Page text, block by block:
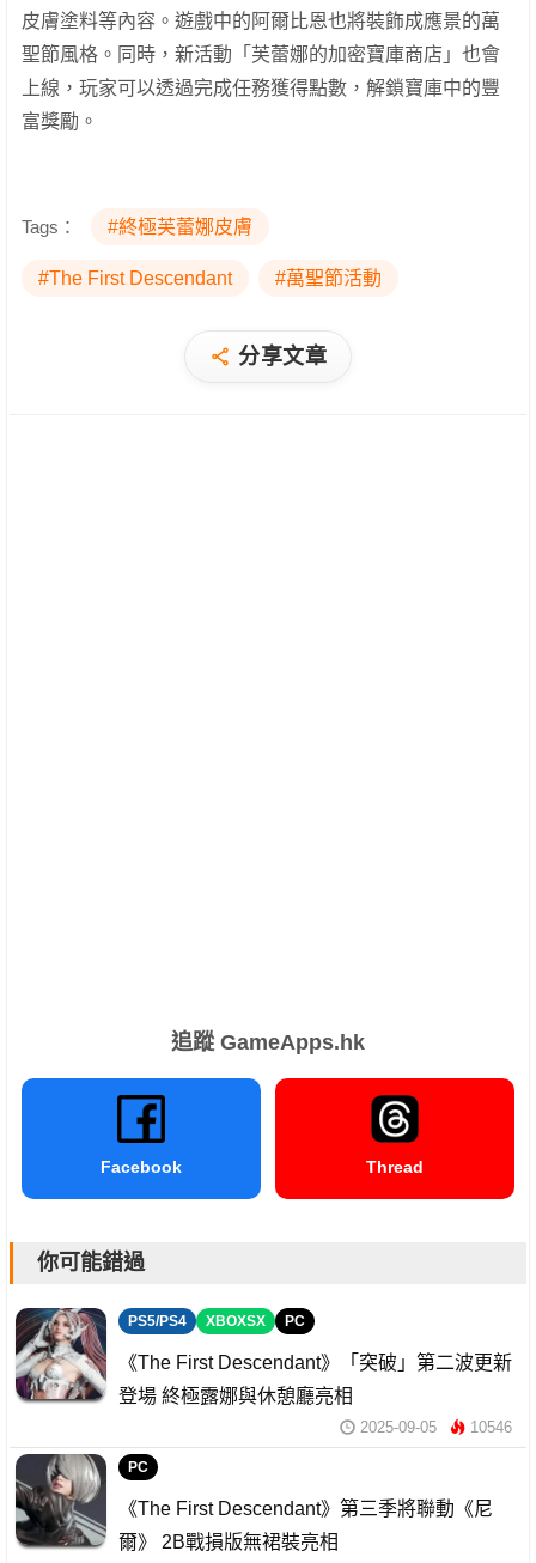
皮膚塗料等內容。遊戲中的阿爾比恩也將裝飾成應景的萬
聖節風格。同時，新活動「芙蕾娜的加密寶庫商店」也會
上線，玩家可以透過完成任務獲得點數，解鎖寶庫中的豐
富獎勵。
Tags： #終極芙蕾娜皮膚
#The First Descendant #萬聖節活動
分享文章
追蹤 GameApps.hk
Facebook Thread
你可能錯過
PS5/PS4 XBOXSX PC
《The First Descendant》「突破」第二波更新
登場 終極露娜與休憩廳亮相
2025-09-05 10546
PC
《The First Descendant》第三季將聯動《尼
爾》 2B戰損版無裙裝亮相